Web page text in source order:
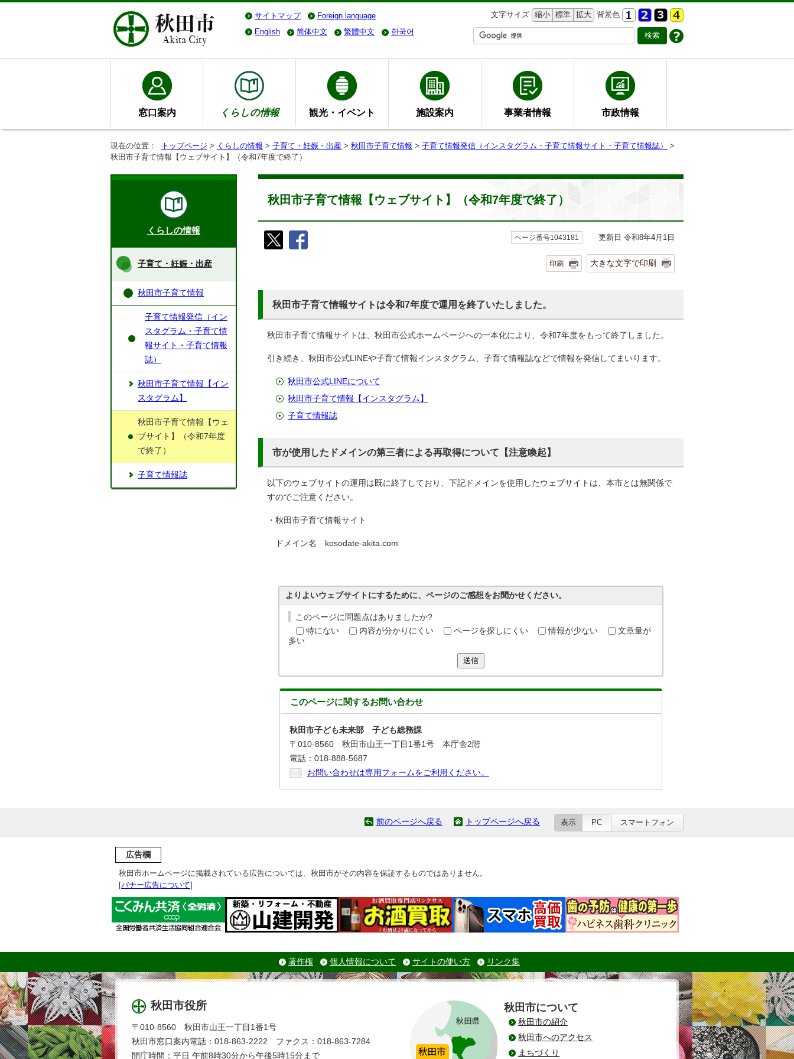
サイトマップ Foreign language 文字サイズ 縮小 標準 拡大 背景色
English
简体中文 繁體中文 한국어
窓口案内 くらしの情報 観光・イベント 施設案内 事業者情報 市政情報
現在の位置： トップページ > くらしの情報 > 子育て・妊娠・出産 > 秋田市子育て情報 > 子育て情報発信（インスタグラム・子育て情報サイト・子育て情報誌）
>
秋田市子育て情報【ウェブサイト】（令和7年度で終了）
秋田市子育て情報【ウェブサイト】（令和7年度で終了）
ページ番号1043181 更新日 令和8年4月1日
印刷 大きな文字で印刷
秋田市子育て情報サイトは令和7年度で運用を終了いたしました。
秋田市子育て情報サイトは、秋田市公式ホームページへの一本化により、令和7年度をもって終了しました。
引き続き、秋田市公式LINEや子育て情報インスタグラム、子育て情報誌などで情報を発信してまいります。
秋田市公式LINEについて
秋田市子育て情報【インスタグラム】
子育て情報誌
市が使用したドメインの第三者による再取得について【注意喚起】
以下のウェブサイトの運用は既に終了しており、下記ドメインを使用したウェブサイトは、本市とは無関係で
すのでご注意ください。
・秋田市子育て情報サイト
ドメイン名 kosodate-akita.com
よりよいウェブサイトにするために、ページのご感想をお聞かせください。
このページに問題点はありましたか?
特にない
内容が分かりにくい ページを探しにくい 情報が少ない
文章量が
多い
送信
このページに関するお問い合わせ
秋田市子ども未来部 子ども総務課
〒010-8560 秋田市山王一丁目1番1号 本庁舎2階
電話：018-888-5687
お問い合わせは専用フォームをご利用ください。
くらしの情報
子育て・妊娠・出産
秋田市子育て情報
子育て情報発信（イン
スタグラム・子育て情
報サイト・子育て情報
誌）
秋田市子育て情報【イン
スタグラム】
秋田市子育て情報【ウェ
ブサイト】（令和7年度
で終了）
子育て情報誌
前のページへ戻る トップページへ戻る 表示 PC スマートフォン
広告欄
秋田市ホームページに掲載されている広告については、秋田市がその内容を保証するものではありません。
[バナー広告について]
著作権 個人情報について サイトの使い方 リンク集
秋田市役所
〒010-8560 秋田市山王一丁目1番1号
秋田市窓口案内電話：018-863-2222 ファクス：018-863-7284
開庁時間：平日 午前8時30分から午後5時15分まで
秋田市について
秋田市の紹介
秋田市へのアクセス
まちづくり